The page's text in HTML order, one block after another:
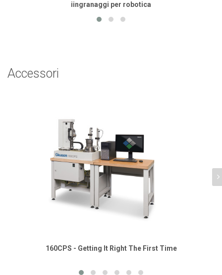
iingranaggi per robotica
Accessori
160CPS - Getting It Right The First Time